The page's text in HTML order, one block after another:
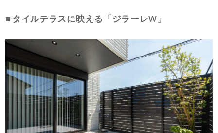
タイルテラスに映える「ジラーレW」